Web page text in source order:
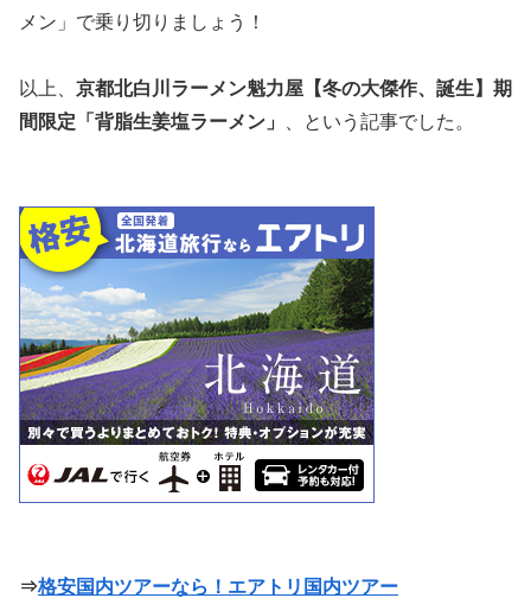
メン」で乗り切りましょう！
以上、 京都北白川ラーメン魁力屋【冬の大傑作、誕生】期
間限定「背脂生姜塩ラーメン」
、という記事でした。
⇒格安国内ツアーなら！エアトリ国内ツアー